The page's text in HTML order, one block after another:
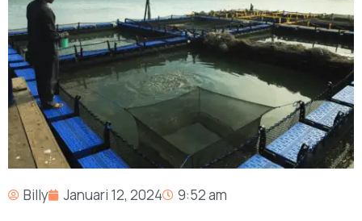
Billy Januari 12, 2024
9:52 am